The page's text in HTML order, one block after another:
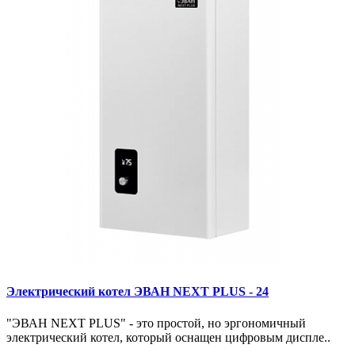
Электрический котел ЭВАН NEXT PLUS - 24
"ЭВАН NEXT PLUS" - это простой, но эргономичный
электрический котел, который оснащен цифровым диспле..